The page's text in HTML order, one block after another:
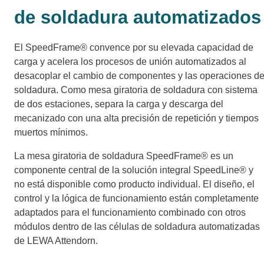
de soldadura automatizados
El SpeedFrame® convence por su elevada capacidad de
carga y acelera los procesos de unión automatizados al
desacoplar el cambio de componentes y las operaciones de
soldadura. Como mesa giratoria de soldadura con sistema
de dos estaciones, separa la carga y descarga del
mecanizado con una alta precisión de repetición y tiempos
muertos mínimos.
La mesa giratoria de soldadura SpeedFrame® es un
componente central de la solución integral SpeedLine® y
no está disponible como producto individual. El diseño, el
control y la lógica de funcionamiento están completamente
adaptados para el funcionamiento combinado con otros
módulos dentro de las células de soldadura automatizadas
de LEWA Attendorn.